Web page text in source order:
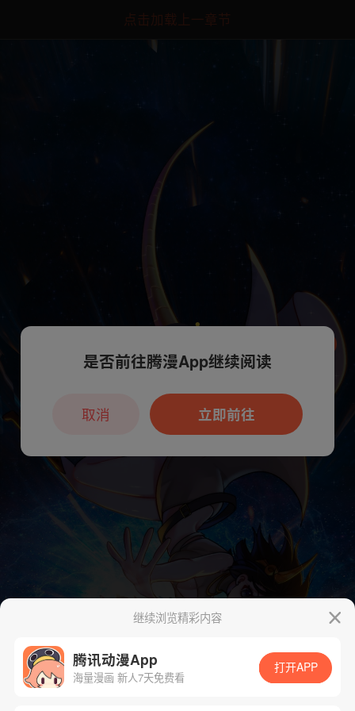
点击加载上一章节
App免费看
继续浏览精彩内容
腾讯动漫App
海量漫画 新人7天免费看
打开APP
本章节仅支持App阅读，可打开App新用
户7天免费看
是否前往腾漫App继续阅读
立即前往
取消